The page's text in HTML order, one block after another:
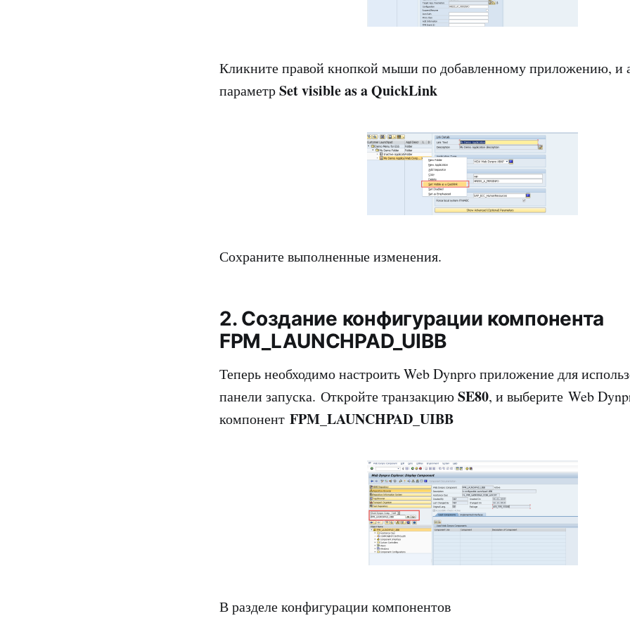
Кликните правой кнопкой мыши по добавленному приложению, и
параметрSet visible as a QuickLink
Сохраните выполненные изменения.
2. Создание конфигурации компонента
FPM_LAUNCHPAD_UIBB
Теперь необходимо настроить Web Dynpro приложение для
панели запуска. Откройте транзакциюSE80, и выберите Web
компонент FPM_LAUNCHPAD_UIBB
В разделе конфигурации компонентов